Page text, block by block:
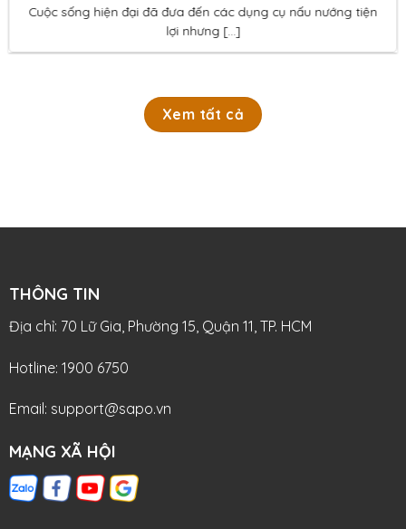
Cuộc sống hiện đại đã đưa đến các dụng cụ nấu nướng tiện
lợi nhưng [...]
Xem tất cả
THÔNG TIN
Địa chỉ: 70 Lữ Gia, Phường 15, Quận 11, TP. HCM
Hotline: 1900 6750
Email: support@sapo.vn
MẠNG XÃ HỘI